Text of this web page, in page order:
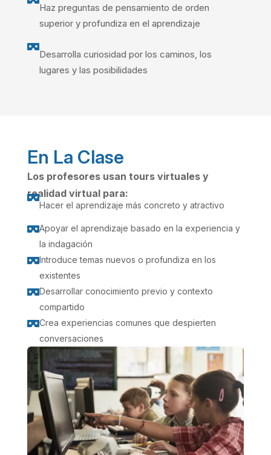
Haz preguntas de pensamiento de orden
superior y profundiza en el aprendizaje

Desarrolla curiosidad por los caminos, los
lugares y las posibilidades
En La Clase
Los profesores usan tours virtuales y
realidad virtual para:

Hacer el aprendizaje más concreto y atractivo
Apoyar el aprendizaje basado en la experiencia y
la indagación
Introduce temas nuevos o profundiza en los
existentes
Desarrollar conocimiento previo y contexto
compartido
Crea experiencias comunes que despierten
conversaciones